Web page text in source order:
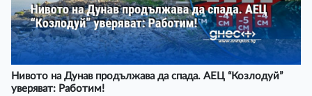
Нивото на Дунав продължава да спада. АЕЦ “Козлодуй”
уверяват: Работим!